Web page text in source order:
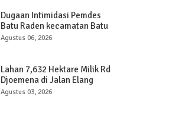
Dugaan Intimidasi Pemdes
Batu Raden kecamatan Batu
jaya Mewarnai Pemilihan
Agustus 06, 2026
Lahan 7,632 Hektare Milik Rd
Djoemena di Jalan Elang
Bandung Masih Menyisakan
Agustus 03, 2026